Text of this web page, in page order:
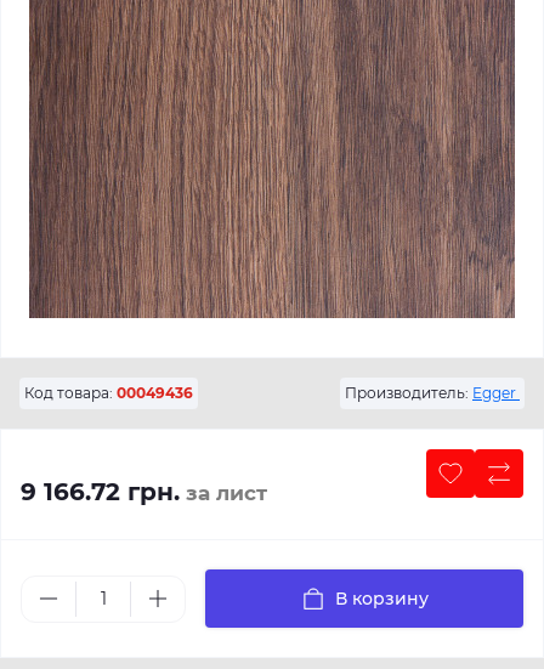
Код товара: 00049436 Производитель: Egger
9 166.72 грн. за лист
В корзину